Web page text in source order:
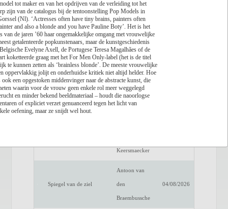
Lees recensie
Titel Auteur
Een verwittigd man is
niets waard
Dimitri
Verhulst
Het raadsel van de
anderen
Benno
Keersmaecker
Spiegel van de ziel
Antoon van
den
Braembussche
04/08/2026
tot maker en van het opdrijven van de verleiding tot het
zijn van de catalogus bij de tentoonstelling Pop Models in
(Nl). ‘Actresses often have tiny brains, painters often
and also a blonde and you have Pauline Boty’. Het is het
de jaren ’60 haar ongemakkelijke omgang met vrouwelijke
getalenteerde popkunstenaars, maar de kunstgeschiedenis
Evelyne Axell, de Portugese Teresa Magalhães of de
koketteerde graag met het For Men Only-label (het is de titel
te kunnen zetten als ‘brainless blonde’. De meeste vrouwelijke
oppervlakkig jolijt en onderhuidse kritiek niet altijd helder. Hoe
een opgestoken middenvinger naar de abstracte kunst, die
waarin voor de vrouw geen enkele rol meer weggelegd
en minder bekend beeldmateriaal – houdt die naoorlogse
of expliciet verzet genuanceerd tegen het licht van
oefening, maar ze snijdt wel hout.